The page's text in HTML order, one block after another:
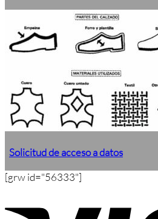
Solicitud de acceso a datos
[grw id="56333"]